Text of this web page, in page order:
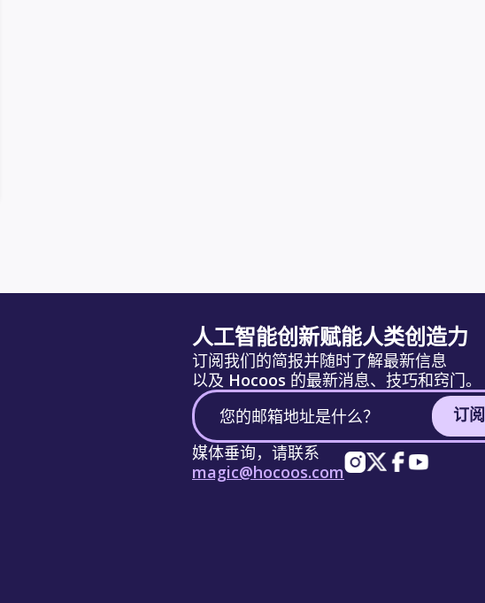
人工智能创新赋能人类创造力
订阅我们的简报并随时了解最新信息
以及 Hocoos 的最新消息、技巧和窍门。
订阅
媒体垂询，请联系
magic@hocoos.com